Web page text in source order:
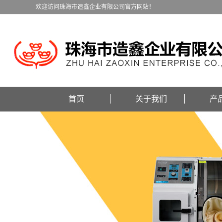
欢迎访问珠海市造鑫企业有限公司官方网站！
首页 关于我们 产